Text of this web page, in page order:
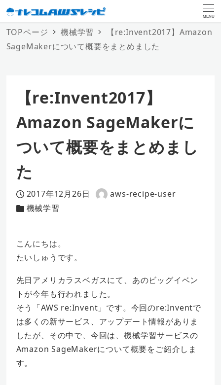
MENU
TOPページ 機械学習
【re:Invent2017】Amazon
SageMakerについて概要をまとめました
【re:Invent2017】
Amazon SageMakerに
ついて概要をまとめまし
た
投稿日
2017年12月26日
著
aws-recipe-user
カテゴリー
機械学習
こんにちは。
たいしゅうです。
先日アメリカラスベガスにて、あのビッグイベン
トが今年も行われました。
そう「AWS re:Invent」です。今回のre:Inventで
は多くの新サービス、アップデート情報がありま
したが、その中で、今回は、機械学習サービスの
Amazon SageMakerについて概要をご紹介しま
す。